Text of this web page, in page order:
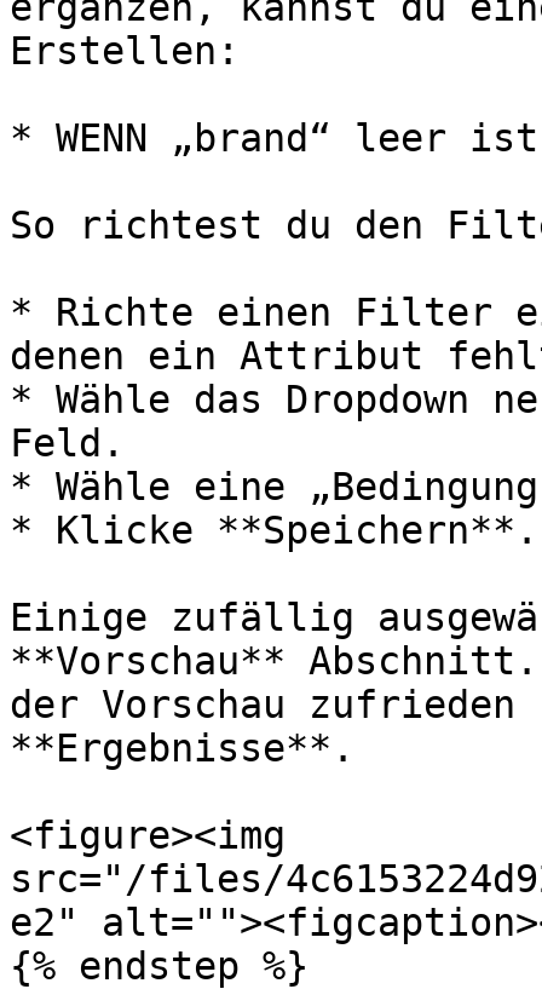
Erstellen:
* WENN „brand“ leer ist
So richtest du den
* Richte einen Filter
denen ein Attribut
* Wähle das Dropdown
Feld.
* Wähle eine
* Klicke **Speichern**.
Einige zufällig
**Vorschau**
der Vorschau
**Ergebnisse**.
<figure><img
src="/files/
e2"
{% endstep %}